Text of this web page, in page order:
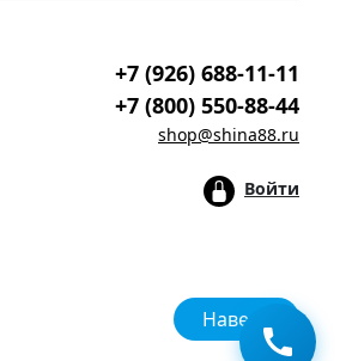
+7 (926) 688-11-11
+7 (800) 550-88-44
shop@shina88.ru
Войти
Наверх